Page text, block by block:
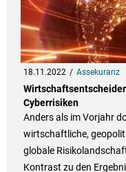
18.11.2022 Assekuranz
Cyberrisiken
Anders als im Vorjahr
wirtschaftliche,
globale
Kontrast zu den